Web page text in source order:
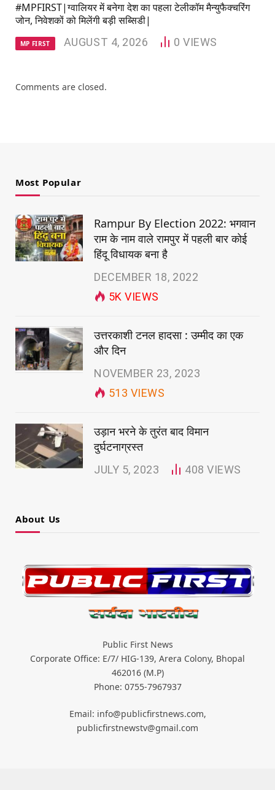
#MPFIRST|ग्वालियर में बनेगा देश का पहला टेलीकॉम मैन्युफैक्चरिंग
जोन, निवेशकों को मिलेंगी बड़ी सब्सिडी|
MP FIRST AUGUST 4, 2026 0VIEWS
Comments are closed.
Most Popular
Rampur By Election 2022: भगवान
राम के नाम वाले रामपुर में पहली बार कोई
हिंदू विधायक बना है
DECEMBER 18, 2022
5KVIEWS
उत्तरकाशी टनल हादसा : उम्मीद का एक
और दिन
NOVEMBER 23, 2023
513 VIEWS
उड़ान भरने के तुरंत बाद विमान
दुर्घटनाग्रस्त
JULY 5, 2023 408VIEWS
About Us
Public First News
Corporate Office: E/7/ HIG-139, Arera Colony, Bhopal
462016 (M.P)
Phone: 0755-7967937
Email: info@publicfirstnews.com,
publicfirstnewstv@gmail.com